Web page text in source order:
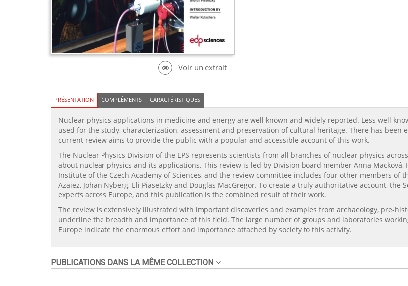
PRÉSENTATION COMPLÉMENTS CARACTÉRISTIQUES
Nuclear physics applications in medicine and energy are well known and widely reported. Less well
used for the study, characterization, assessment and preservation of cultural heritage. There has
current review aims to provide the public with a popular and accessible account of this work.
The Nuclear Physics Division of the EPS represents scientists from all branches of nuclear physics
about nuclear physics and its applications. This review is led by Division board member Anna
Institute of the Czech Academy of Sciences, and the review committee includes four other members of
Azaiez, Johan Nyberg, Eli Piasetzky and Douglas MacGregor. To create a truly authoritative account,
experts across Europe, and this publication is the combined result of their work.
The review is extensively illustrated with important discoveries and examples from archaeology, pre-
underline the breadth and importance of this field. The large number of groups and laboratories
Europe indicate the enormous effort and importance attached by society to this activity.
PUBLICATIONS DANS LA MÊME COLLECTION